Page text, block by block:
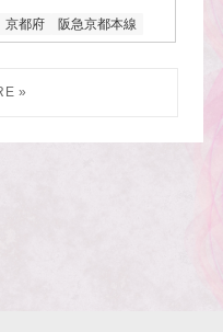
京都府 阪急京都本線